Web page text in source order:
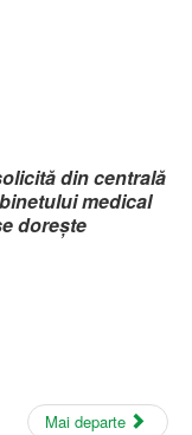
din centrală
medical
doreşte
Mai departe